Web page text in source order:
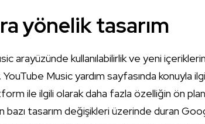
yönelik tasarım
arayüzünde kullanılabilirlik ve yeni içeriklerin
Music yardım sayfasında konuyla
ile ilgili olarak daha fazla özelliğin ön
bazı tasarım değişikleri üzerinde duran